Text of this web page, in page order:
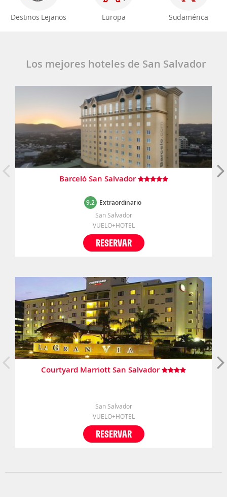
Destinos Lejanos Europa Sudamérica
Los mejores hoteles de San Salvador
Barceló San Salvador
9.2 Extraordinario
San Salvador
VUELO+HOTEL
RESERVAR
Courtyard Marriott San Salvador
San Salvador
VUELO+HOTEL
RESERVAR